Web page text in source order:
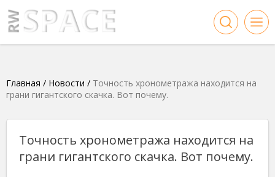
Главная / Новости / Точность хронометража находится на
грани гигантского скачка. Вот почему.
Точность хронометража находится на
грани гигантского скачка. Вот почему.